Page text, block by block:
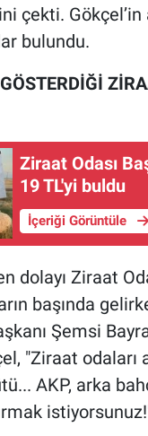
çekti. Gökçel’in
bulundu.
Ziraat Odası
19 TL'yi buldu
İçeriği Görüntüle
dolayı Ziraat
başında
Şemsi
"Ziraat
AKP, arka